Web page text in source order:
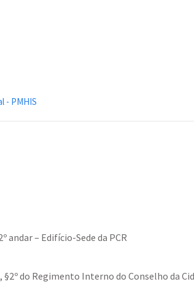
- PMHIS
andar – Edifício-Sede da PCR
do Regimento Interno do Conselho da